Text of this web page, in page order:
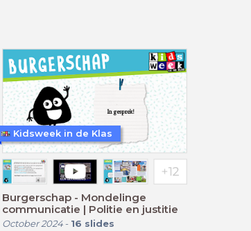
Burgerschap - Mondelinge
communicatie | Politie en justitie
October 2024- 16 slides
Kidsweek in de Klas